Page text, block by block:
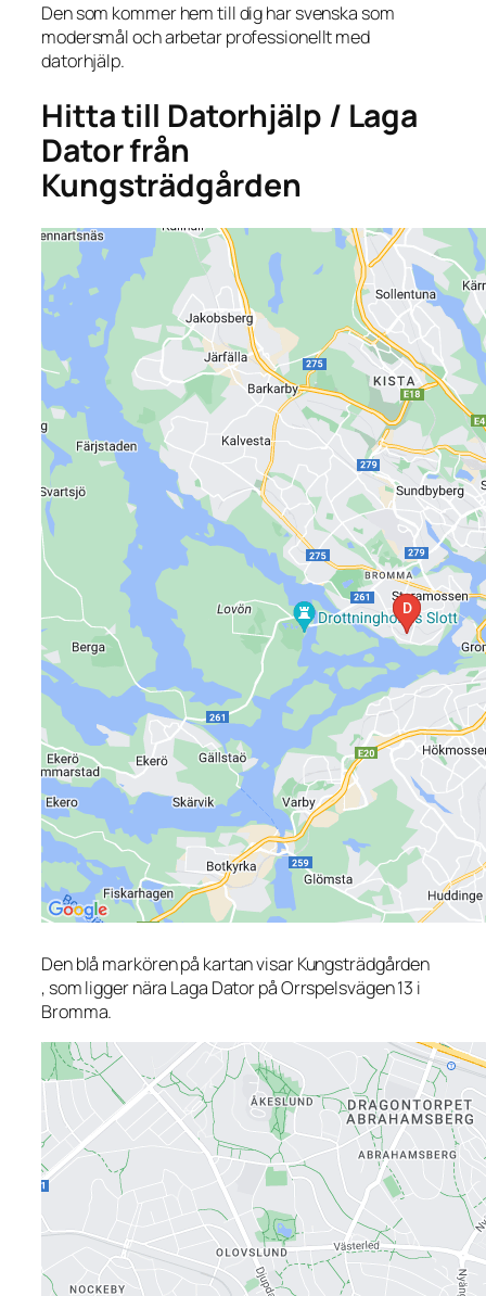
Den som kommer hem till dig har svenska som
modersmål och arbetar professionellt med
datorhjälp.
Hitta till Datorhjälp / Laga
Dator från
Kungsträdgården
Den blå markören på kartan visar Kungsträdgården
, som ligger nära Laga Dator på Orrspelsvägen 13 i
Bromma.